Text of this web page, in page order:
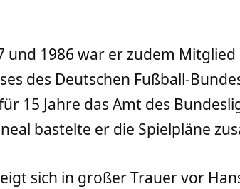
und 1986 war er zudem Mitglied
des Deutschen Fußball-
15 Jahre das Amt des
bastelte er die Spielpläne
sich in großer Trauer vor